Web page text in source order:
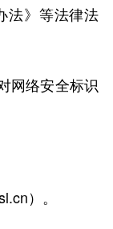
法》等法律法
网络安全标识
）。